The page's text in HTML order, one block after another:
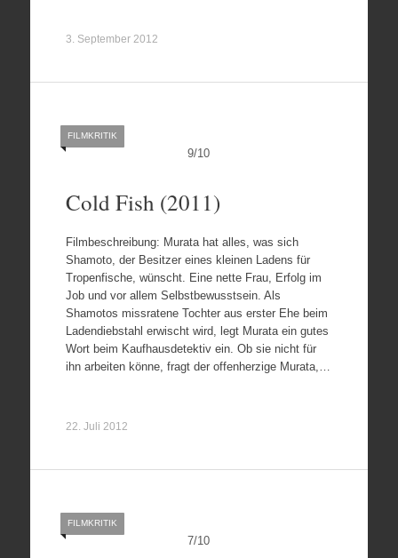
3. September 2012
9/10
FILMKRITIK
Cold Fish (2011)
Filmbeschreibung: Murata hat alles, was sich
Shamoto, der Besitzer eines kleinen Ladens für
Tropenfische, wünscht. Eine nette Frau, Erfolg im
Job und vor allem Selbstbewusstsein. Als
Shamotos missratene Tochter aus erster Ehe beim
Ladendiebstahl erwischt wird, legt Murata ein gutes
Wort beim Kaufhausdetektiv ein. Ob sie nicht für
ihn arbeiten könne, fragt der offenherzige Murata,…
22. Juli 2012
7/10
FILMKRITIK